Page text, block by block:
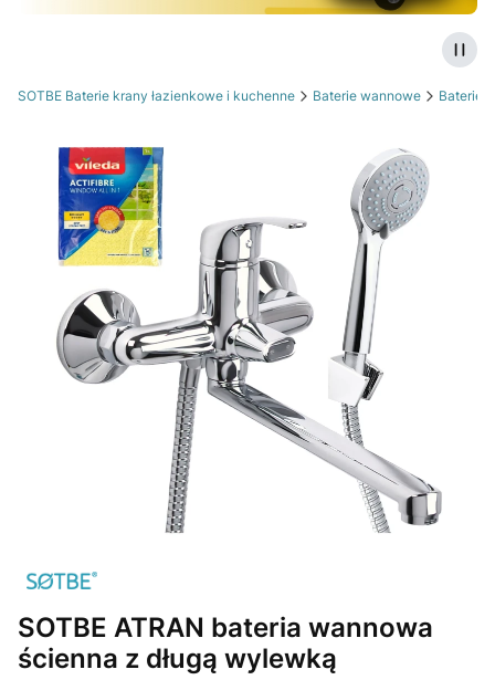
SOTBE Baterie krany łazienkowe i kuchenne Baterie wannowe
SOTBE ATRAN bateria wannowa
ścienna z długą wylewką